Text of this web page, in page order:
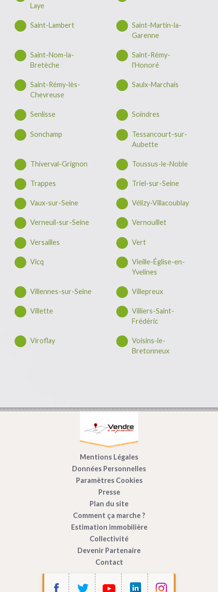
Laye
Saint-Lambert
Saint-Martin-la-
Garenne
Saint-Nom-la-
Bretèche
Saint-Rémy-
l'Honoré
Saint-Rémy-lès-
Chevreuse
Saulx-Marchais
Senlisse Soindres
Sonchamp
Tessancourt-sur-
Aubette
Thiverval-Grignon Toussus-le-Noble
Trappes Triel-sur-Seine
Vaux-sur-Seine Vélizy-Villacoublay
Verneuil-sur-Seine Vernouillet
Versailles Vert
Vicq
Vieille-Église-en-
Yvelines
Villennes-sur-Seine Villepreux
Villette
Villiers-Saint-
Frédéric
Viroflay
Voisins-le-
Bretonneux
Mentions Légales
Données Personnelles
Paramètres Cookies
Presse
Plan du site
Comment ça marche ?
Estimation immobilière
Collectivité
Devenir Partenaire
Contact